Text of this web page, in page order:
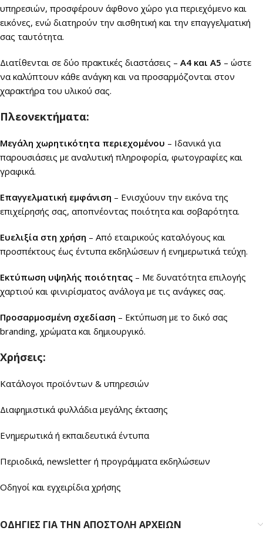
υπηρεσιών, προσφέρουν άφθονο χώρο για περιεχόμενο και
εικόνες, ενώ διατηρούν την αισθητική και την επαγγελματική
σας ταυτότητα.
Διατίθενται σε δύο πρακτικές διαστάσεις – Α4 και Α5 – ώστε
να καλύπτουν κάθε ανάγκη και να προσαρμόζονται στον
χαρακτήρα του υλικού σας.
Πλεονεκτήματα:
Μεγάλη χωρητικότητα περιεχομένου – Ιδανικά για
παρουσιάσεις με αναλυτική πληροφορία, φωτογραφίες και
γραφικά.
Επαγγελματική εμφάνιση – Ενισχύουν την εικόνα της
επιχείρησής σας, αποπνέοντας ποιότητα και σοβαρότητα.
Ευελιξία στη χρήση – Από εταιρικούς καταλόγους και
προσπέκτους έως έντυπα εκδηλώσεων ή ενημερωτικά τεύχη.
Εκτύπωση υψηλής ποιότητας – Με δυνατότητα επιλογής
χαρτιού και φινιρίσματος ανάλογα με τις ανάγκες σας.
Προσαρμοσμένη σχεδίαση – Εκτύπωση με το δικό σας
branding, χρώματα και δημιουργικό.
Χρήσεις:
Κατάλογοι προϊόντων & υπηρεσιών
Διαφημιστικά φυλλάδια μεγάλης έκτασης
Ενημερωτικά ή εκπαιδευτικά έντυπα
Περιοδικά, newsletter ή προγράμματα εκδηλώσεων
Οδηγοί και εγχειρίδια χρήσης
ΟΔΗΓΙΕΣ ΓΙΑ ΤΗΝ ΑΠΟΣΤΟΛΗ ΑΡΧΕΙΩΝ